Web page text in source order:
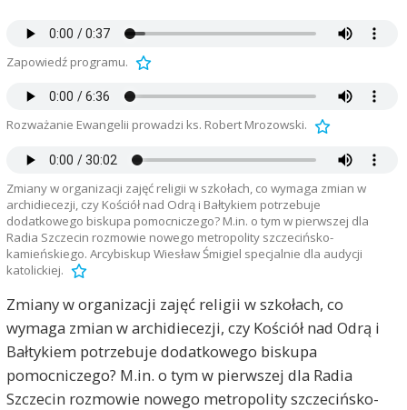
Zapowiedź programu.
Rozważanie Ewangelii prowadzi ks. Robert Mrozowski.
Zmiany w organizacji zajęć religii w szkołach, co wymaga zmian w
archidiecezji, czy Kościół nad Odrą i Bałtykiem potrzebuje
dodatkowego biskupa pomocniczego? M.in. o tym w pierwszej dla
Radia Szczecin rozmowie nowego metropolity szczecińsko-
kamieńskiego. Arcybiskup Wiesław Śmigiel specjalnie dla audycji
katolickiej.
Zmiany w organizacji zajęć religii w szkołach, co
wymaga zmian w archidiecezji, czy Kościół nad Odrą i
Bałtykiem potrzebuje dodatkowego biskupa
pomocniczego? M.in. o tym w pierwszej dla Radia
Szczecin rozmowie nowego metropolity szczecińsko-